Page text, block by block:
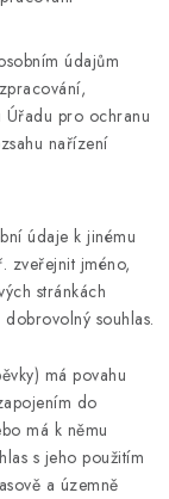
údajům
Úřadu pro ochranu
nařízení
údaje k jinému
zveřejnit jméno,
stránkách
souhlas.
má povahu
do
má k němu
s jeho použitím
a územně